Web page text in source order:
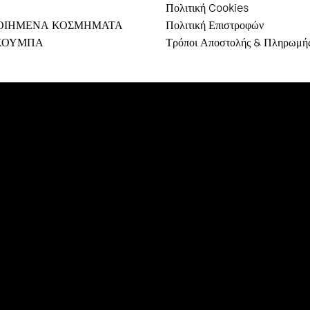
ΚΟΣΜΗΜΑΤΑ
Πολιτική Cookies
Πολιτική Επιστροφών
Τρόποι Αποστολής &